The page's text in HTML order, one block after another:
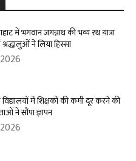
में भगवान जगन्नाथ की भव्य रथ यात्रा
ने लिया हिस्सा
में शिक्षकों की कमी दूर करने की
ने सौंपा ज्ञापन